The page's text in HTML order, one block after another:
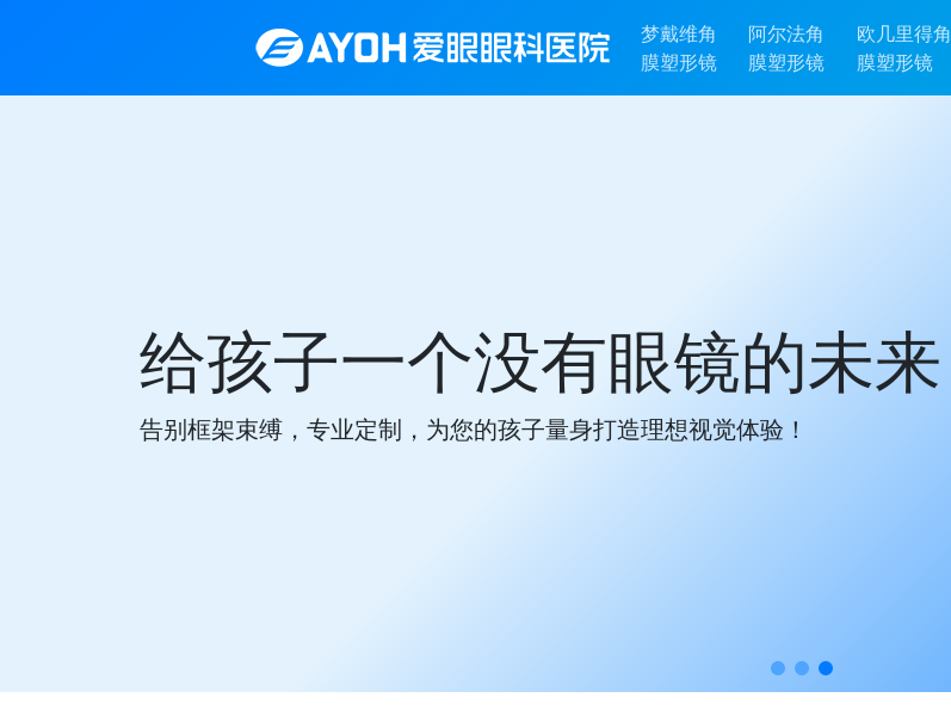
梦戴维角
膜塑形镜
阿尔法角
膜塑形镜
欧几里得角
膜塑形镜
给孩子一个没有眼镜的未来
告别框架束缚，专业定制，为您的孩子量身打造理想视觉体验！